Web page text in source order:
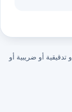
أو ضريبية أو